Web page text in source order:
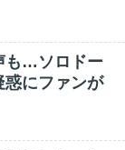
も…ソロドー
惑にファンが